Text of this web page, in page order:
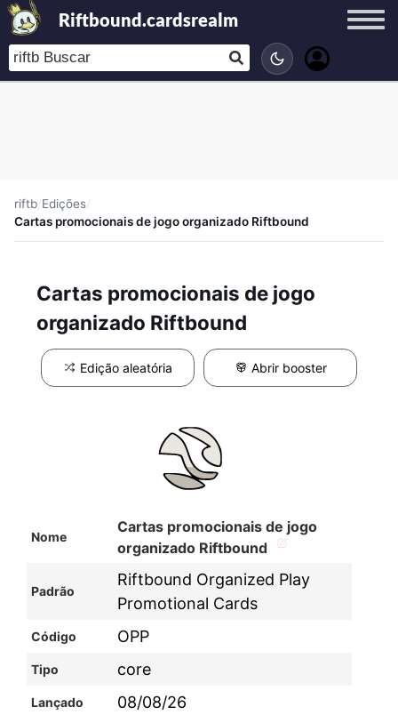
Riftbound.cardsrealm
riftb/Edições/
Cartas promocionais de jogo organizado Riftbound
Cartas promocionais de jogo
organizado Riftbound
Edição aleatória Abrir booster
Nome
Cartas promocionais de jogo
organizado Riftbound
Padrão
Riftbound Organized Play
Promotional Cards
Código OPP
Tipo core
Lançado 08/08/26